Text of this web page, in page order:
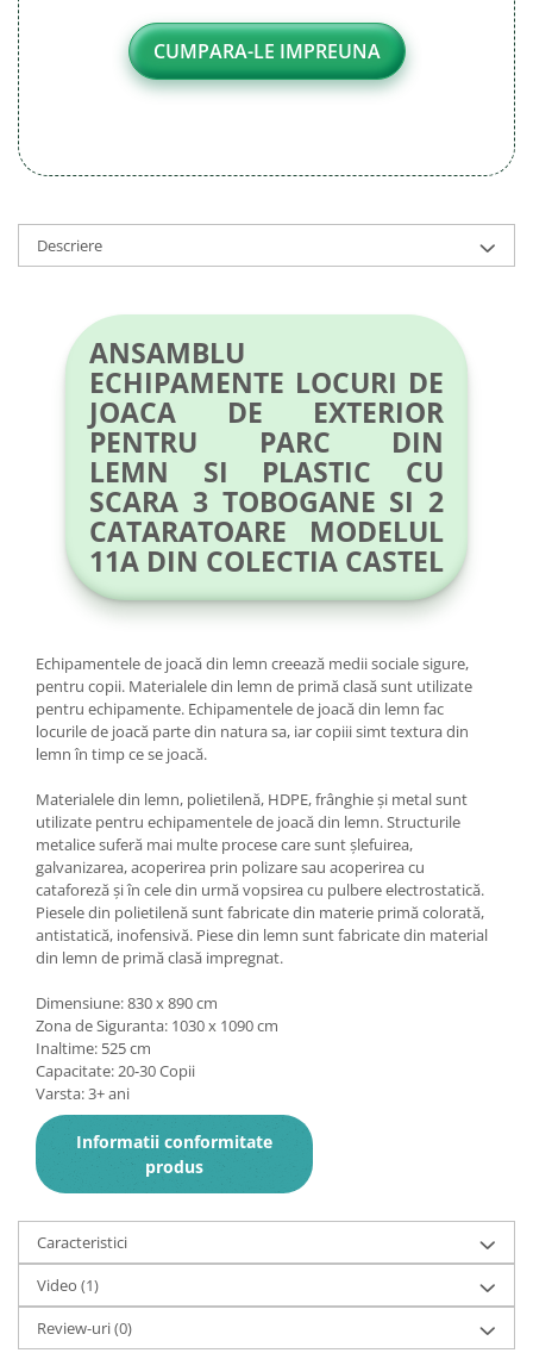
CUMPARA-LE IMPREUNA
Descriere
ANSAMBLU
ECHIPAMENTE LOCURI DE
JOACA DE EXTERIOR
PENTRU PARC DIN
LEMN SI PLASTIC CU
SCARA 3 TOBOGANE SI 2
CATARATOARE MODELUL
11A DIN COLECTIA CASTEL
Echipamentele de joacă din lemn creează medii sociale sigure,
pentru copii. Materialele din lemn de primă clasă sunt utilizate
pentru echipamente. Echipamentele de joacă din lemn fac
locurile de joacă parte din natura sa, iar copiii simt textura din
lemn în timp ce se joacă.
Materialele din lemn, polietilenă, HDPE, frânghie și metal sunt
utilizate pentru echipamentele de joacă din lemn. Structurile
metalice suferă mai multe procese care sunt șlefuirea,
galvanizarea, acoperirea prin polizare sau acoperirea cu
cataforeză și în cele din urmă vopsirea cu pulbere electrostatică.
Piesele din polietilenă sunt fabricate din materie primă colorată,
antistatică, inofensivă. Piese din lemn sunt fabricate din material
din lemn de primă clasă impregnat.
Dimensiune: 830 x 890 cm
Zona de Siguranta: 1030 x 1090 cm
Inaltime: 525 cm
Capacitate: 20-30 Copii
Varsta: 3+ ani
Informatii conformitate
produs
Caracteristici
Video (1)
Review-uri(0)